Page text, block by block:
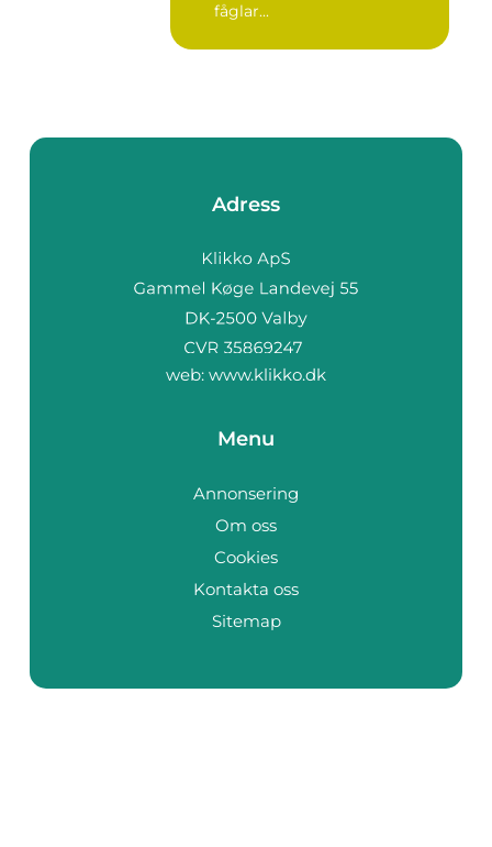
fåglar...
Adress
web: www.klikko.dk
Menu
Annonsering
Om oss
Cookies
Kontakta oss
Sitemap